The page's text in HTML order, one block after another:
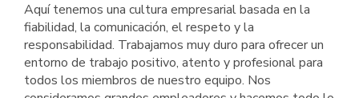
Aquí tenemos una cultura empresarial basada en la
fiabilidad, la comunicación, el respeto y la
responsabilidad. Trabajamos muy duro para ofrecer un
entorno de trabajo positivo, atento y profesional para
todos los miembros de nuestro equipo. Nos